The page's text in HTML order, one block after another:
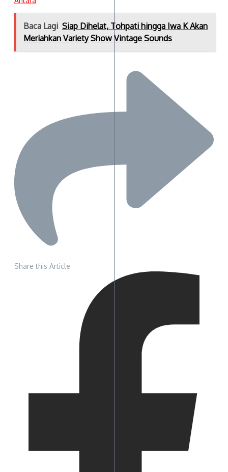
Baca Lagi Siap Dihelat, Tohpati hingga Iwa K Akan
Meriahkan Variety Show Vintage Sounds
Share this Article